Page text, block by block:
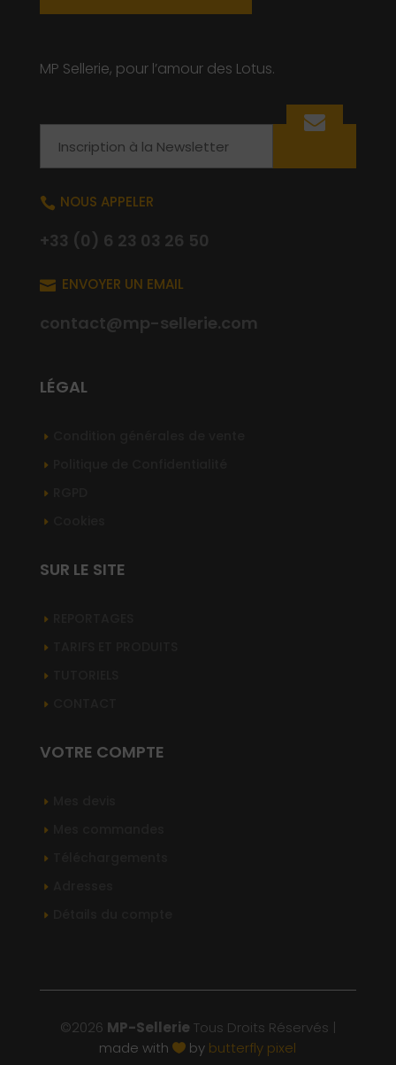
MP Sellerie, pour l’amour des Lotus.
 NOUS APPELER
+33 (0) 6 23 03 26 50
 ENVOYER UN EMAIL
contact@mp-sellerie.com
LÉGAL
SUR LE SITE
VOTRE COMPTE
©2026 MP-Sellerie Tous Droits Réservés |
made with
by butterfly pixel